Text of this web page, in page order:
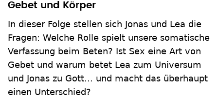
Gebet und Körper
In dieser Folge stellen sich Jonas und Lea die
Fragen: Welche Rolle spielt unsere somatische
Verfassung beim Beten? Ist Sex eine Art von
Gebet und warum betet Lea zum Universum
und Jonas zu Gott... und macht das überhaupt
einen Unterschied?